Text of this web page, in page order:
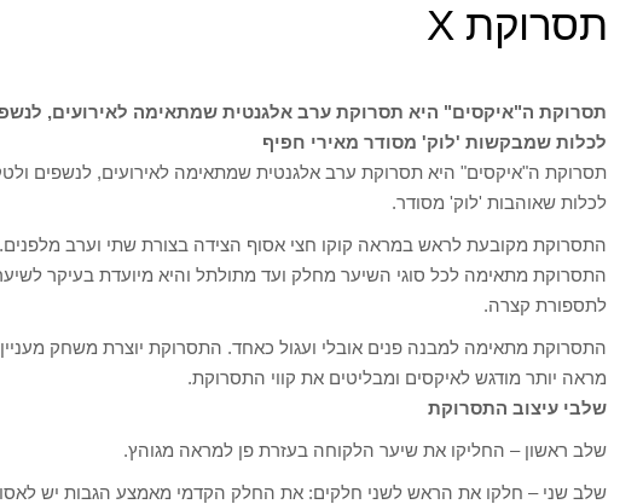
תסרוקת X
תסרוקת ה"איקסים" היא תסרוקת ערב אלגנטית שמתאימה לאירועים,
לכלות שמבקשות 'לוק' מסודר מאירי חפיף
תסרוקת ה"איקסים" היא תסרוקת ערב אלגנטית שמתאימה לאירועים, לנשפים
לכלות שאוהבות 'לוק' מסודר.
התסרוקת מקובעת לראש במראה קוקו חצי אסוף הצידה בצורת שתי וערב
התסרוקת מתאימה לכל סוגי השיער מחלק ועד מתולתל והיא מיועדת בעיקר
לתספורת קצרה.
התסרוקת מתאימה למבנה פנים אובלי ועגול כאחד. התסרוקת יוצרת משחק מעניין
מראה יותר מודגש לאיקסים ומבליטים את קווי התסרוקת.
שלבי עיצוב התסרוקת
שלב ראשון – החליקו את שיער הלקוחה בעזרת פן למראה מגוהץ.
שלב שני – חלקו את הראש לשני חלקים: את החלק הקדמי מאמצע הגבות יש